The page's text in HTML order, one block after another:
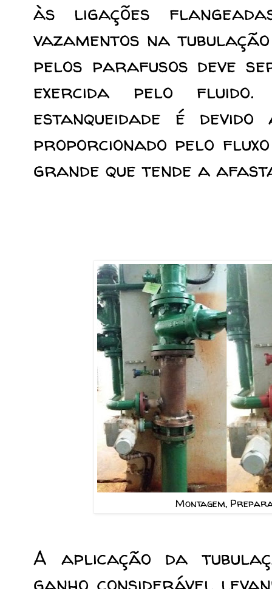
às ligações
vazamentos na
pelos parafusos deve
exercida pelo
estanqueidade é
proporcionado pelo
grande que tende a
Montagem,
A aplicação da